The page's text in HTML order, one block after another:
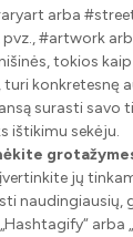
arba
#artwork
tokios
turi konkretesnę
surasti savo
ištikimu sekėju.
jų
naudingiausių,
arba